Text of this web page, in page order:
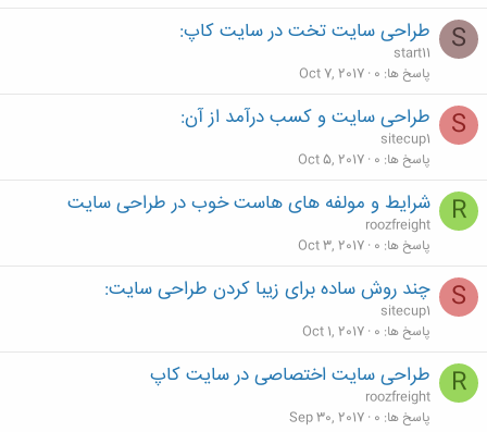
S طراحی سایت تخت در سایت کاپ:
start11
پاسخ ها 0
Oct 7, 2017
S طراحی سایت و کسب درآمد از آن:
sitecup1
پاسخ ها 0
Oct 5, 2017
R شرایط و مولفه های هاست خوب در طراحی سایت
roozfreight
پاسخ ها 0
Oct 3, 2017
S چند روش ساده برای زیبا کردن طراحی سایت:
sitecup1
پاسخ ها 0
Oct 1, 2017
R طراحی سایت اختصاصی در سایت کاپ
roozfreight
پاسخ ها 0
Sep 30, 2017